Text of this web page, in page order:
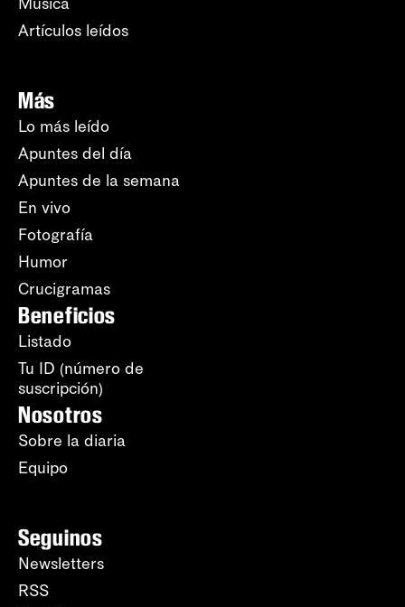
Artículos leídos
Más
Lo más leído
Apuntes del día
Apuntes de la semana
En vivo
Fotografía
Humor
Crucigramas
Beneficios
Listado
Tu ID (número de
suscripción)
Nosotros
Sobre la diaria
Equipo
Seguinos
Newsletters
RSS